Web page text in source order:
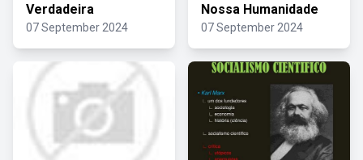
Verdadeira
07 September 2024
Nossa Humanidade
07 September 2024